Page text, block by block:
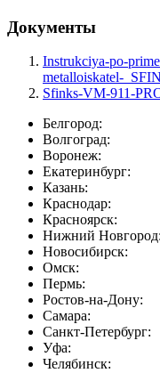
Документы
Instrukciya-po-
metalloiskatel-
Sfinks-VM-911-
Белгород:
Волгоград:
Воронеж:
Екатеринбург:
Казань:
Краснодар:
Красноярск:
Нижний Новгород:
Новосибирск:
Омск:
Пермь:
Ростов-на-Дону:
Самара:
Санкт-Петербург:
Уфа:
Челябинск: